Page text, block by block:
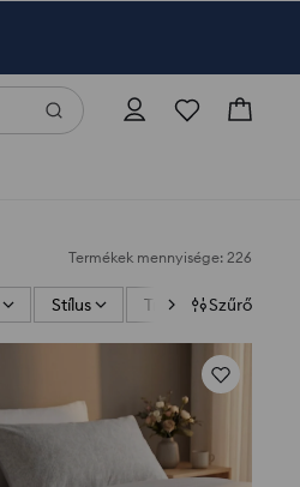
Termékek mennyisége: 226
Stílus Trend Minta
Szűrő